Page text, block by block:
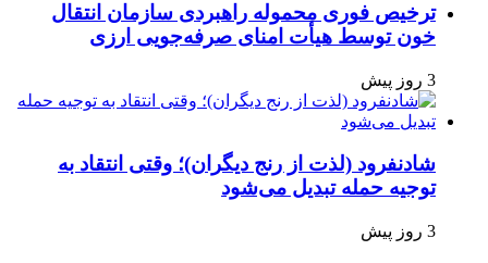
ترخیص فوری محموله راهبردی سازمان انتقال
خون توسط هیأت امنای صرفه‌جویی ارزی
3 روز پیش
شادنفرود (لذت از رنج دیگران)؛ وقتی انتقاد به
توجیه حمله تبدیل می‌شود
3 روز پیش